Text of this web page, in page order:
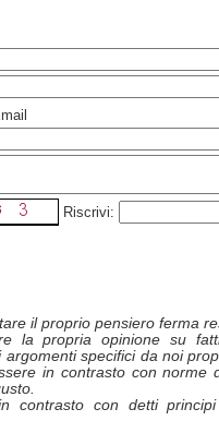
Riscrivi:
il proprio pensiero ferma
la propria opinione su
specifici da noi
in contrasto con norme
contrasto con detti